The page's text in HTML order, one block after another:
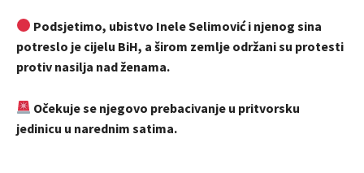
Podsjetimo, ubistvo Inele Selimović i njenog sina
potreslo je cijelu BiH, a širom zemlje održani su protesti
protiv nasilja nad ženama.
Očekuje se njegovo prebacivanje u pritvorsku
jedinicu u narednim satima.